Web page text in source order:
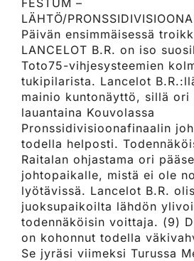
FESTUM –
LÄHTÖ/
Päivän ensimmäisessä
LANCELOT B.R. on iso
Toto75-vihjesysteemien
tukipilarista. Lancelot
mainio kuntonäyttö, sillä
lauantaina Kouvolassa
Pronssidivisioonafinaalin
todella helposti.
Raitalan ohjastama ori
johtopaikalle, mistä ei ole
lyötävissä. Lancelot B.R.
juoksupaikoilta lähdön
todennäköisin voittaja. (9)
on kohonnut todella
Se jyräsi viimeksi Turussa